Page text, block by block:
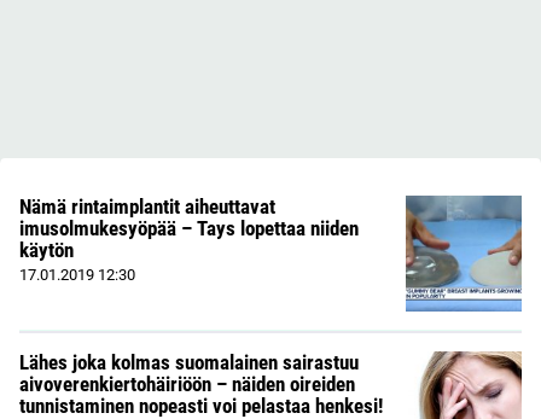
Nämä rintaimplantit aiheuttavat
imusolmukesyöpää – Tays lopettaa niiden
käytön
17.01.2019 12:30
Lähes joka kolmas suomalainen sairastuu
aivoverenkiertohäiriöön – näiden oireiden
tunnistaminen nopeasti voi pelastaa henkesi!